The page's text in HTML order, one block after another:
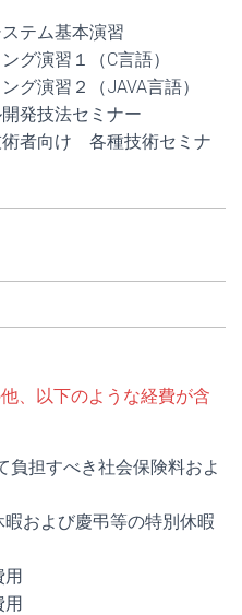
テム基本演習
グ演習１（C言語）
グ演習２（JAVA言語）
発技法セミナー
者向け 各種技術セミナ
、以下のような経費が含
負担すべき社会保険料およ
および慶弔等の特別休暇
用
用